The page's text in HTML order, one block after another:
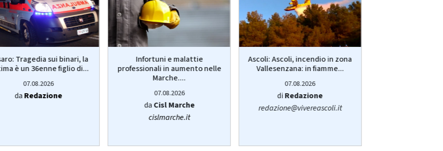
Tragedia sui binari, la
è un 36enne figlio di...
07.08.2026
daRedazione
Infortuni e malattie
professionali in aumento nelle
Marche....
07.08.2026
daCisl Marche
cislmarche.it
Ascoli: Ascoli, incendio in zona
Vallesenzana: in fiamme...
07.08.2026
diRedazione
redazione@vivereascoli.it